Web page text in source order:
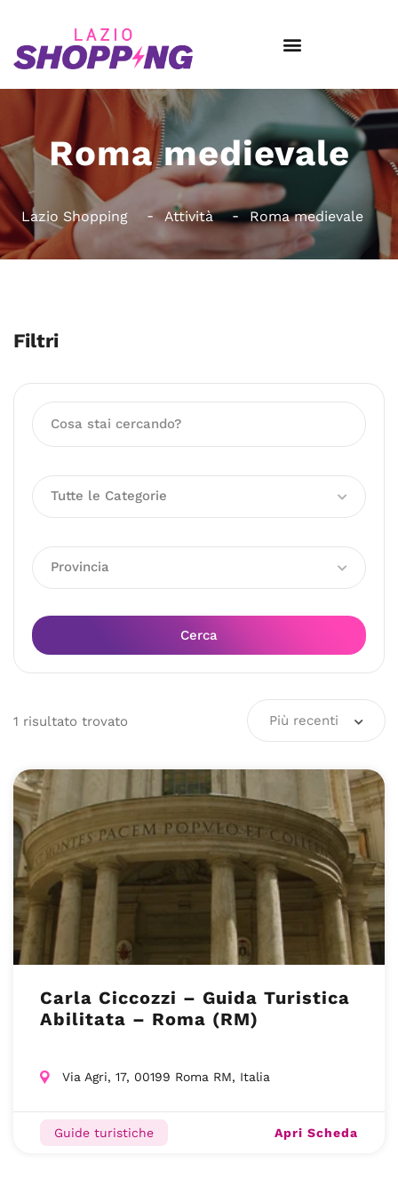
Roma medievale
Lazio Shopping Attività Roma medievale
Filtri
Tutte le Categorie
Provincia
Cerca
1 risultato trovato Più recenti
Carla Ciccozzi – Guida Turistica
Abilitata – Roma (RM)
Via Agri, 17, 00199 Roma RM, Italia
Guide turistiche Apri Scheda